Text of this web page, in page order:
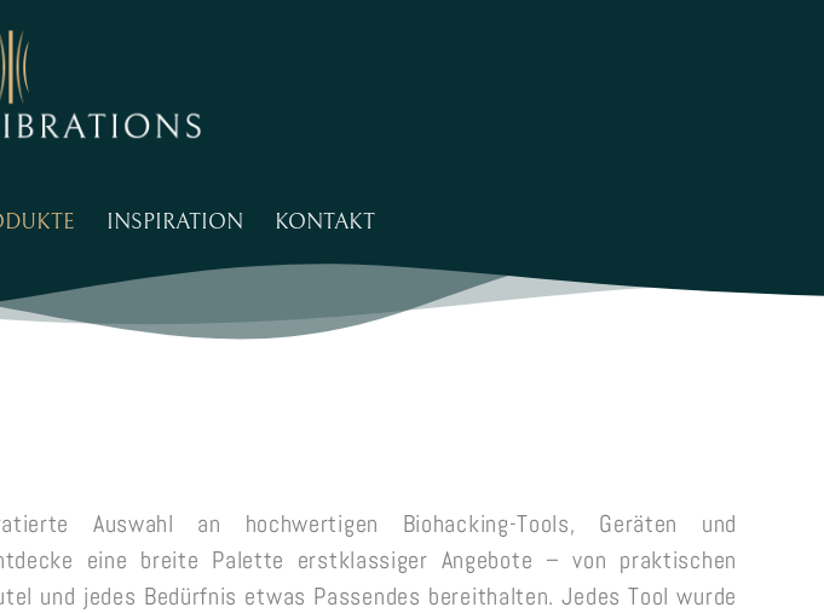
INSPIRATION KONTAKT
Auswahl an hochwertigen Biohacking-Tools, Geräten und
eine breite Palette erstklassiger Angebote – von praktischen
und jedes Bedürfnis etwas Passendes bereithalten. Jedes Tool wurde